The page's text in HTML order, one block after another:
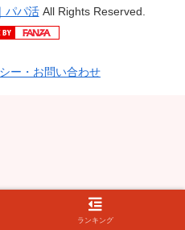
パパ活All Rights Reserved.
ー・お問い合わせ
ランキング